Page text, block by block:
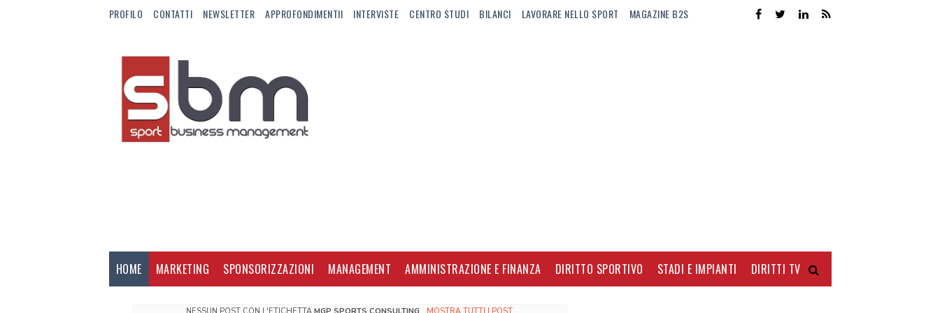
PROFILO CONTATTI NEWSLETTER APPROFONDIMENTII INTERVISTE CENTRO STUDI BILANCI LAVORARE NELLO SPORT MAGAZINE B2S
HOME MARKETING SPONSORIZZAZIONI MANAGEMENT AMMINISTRAZIONE E FINANZA DIRITTO SPORTIVO STADI E IMPIANTI DIRITTI TV